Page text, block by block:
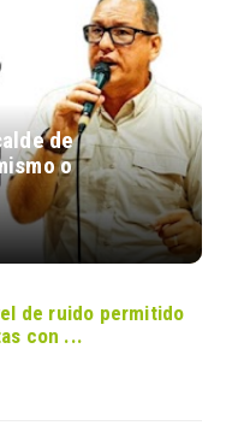
de
o
de ruido permitido
con ...